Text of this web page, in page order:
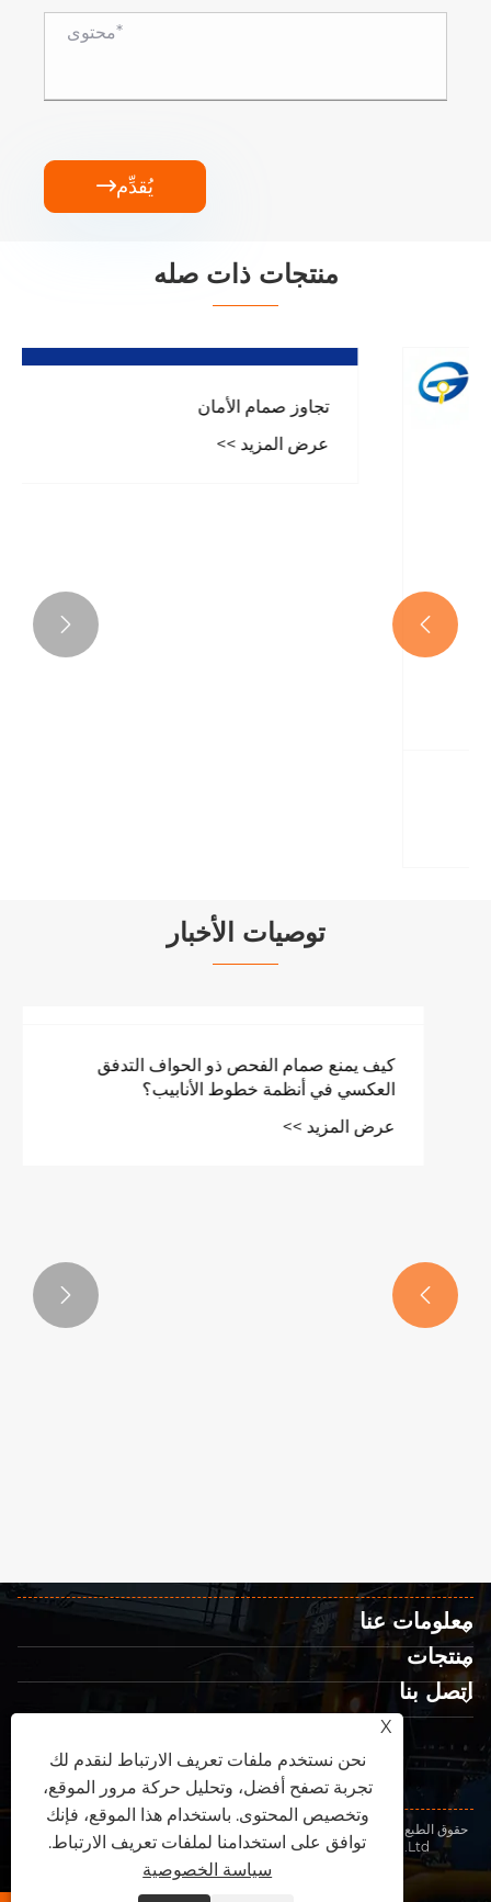
يُقدِّم
منتجات ذات صله


توصيات الأخبار
كيف يمنع صمام الفحص ذو الحواف التدفق
العكسي في أنظمة خطوط الأنابيب؟
عرض المزيد >>


معلومات عنا
منتجات
اتصل بنا
حقوق الطبع والنشر © 2026 شركة Ningbo Gentant Fluid Technology Co.,
Ltd. جميع الحقوق محفوظة.
Links
|
Sitemap
|
RSS
|
XML
|
سياسة الخصوصية
X
نحن نستخدم ملفات تعريف الارتباط لنقدم لك
تجربة تصفح أفضل، وتحليل حركة مرور الموقع،
وتخصيص المحتوى. باستخدام هذا الموقع، فإنك
توافق على استخدامنا لملفات تعريف الارتباط.
سياسة الخصوصية